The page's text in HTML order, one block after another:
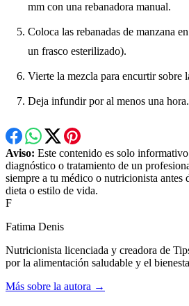
mm con una rebanadora manual.
Coloca las rebanadas de manzana
un frasco esterilizado).
Vierte la mezcla para encurtir sobre
Deja infundir por al menos una hora.
Aviso: Este contenido es solo
diagnóstico o tratamiento de un
siempre a tu médico o nutricionista antes
dieta o estilo de vida.
F
Fatima Denis
Nutricionista licenciada y creadora de
por la alimentación saludable y el
Más sobre la autora →